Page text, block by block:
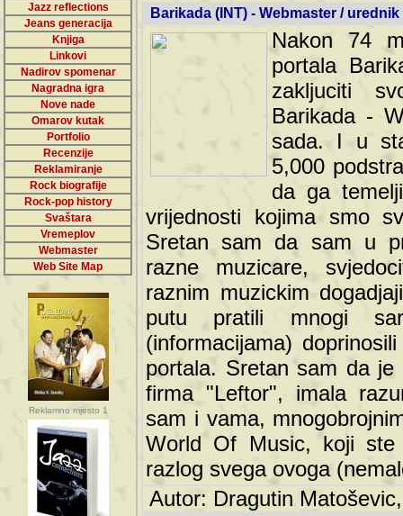
Jazz reflections
Jeans generacija
Knjiga
Linkovi
Nadirov spomenar
Nagradna igra
Nove nade
Omarov kutak
Portfolio
Recenzije
Reklamiranje
Rock biografije
Rock-pop history
Svaštara
Vremeplov
Webmaster
Web Site Map
Reklamno mjesto 1
Barikada (INT) - Webmaster / urednik
Nakon 74
portala
zakljuciti
Barikada -
sada. I u
5,000
da ga
vrijednosti kojima smo
Sretan sam da sam u
muzicare, svjedociti
muzickim dogadjajima...
mnogi saradnici koji
doprinosili vrijednosti i
sam da je i moj web
imala razumijevanja za
mnogobrojnim
Music, koji ste ga
ovoga (nemalog) rada.
Autor: Dragutin